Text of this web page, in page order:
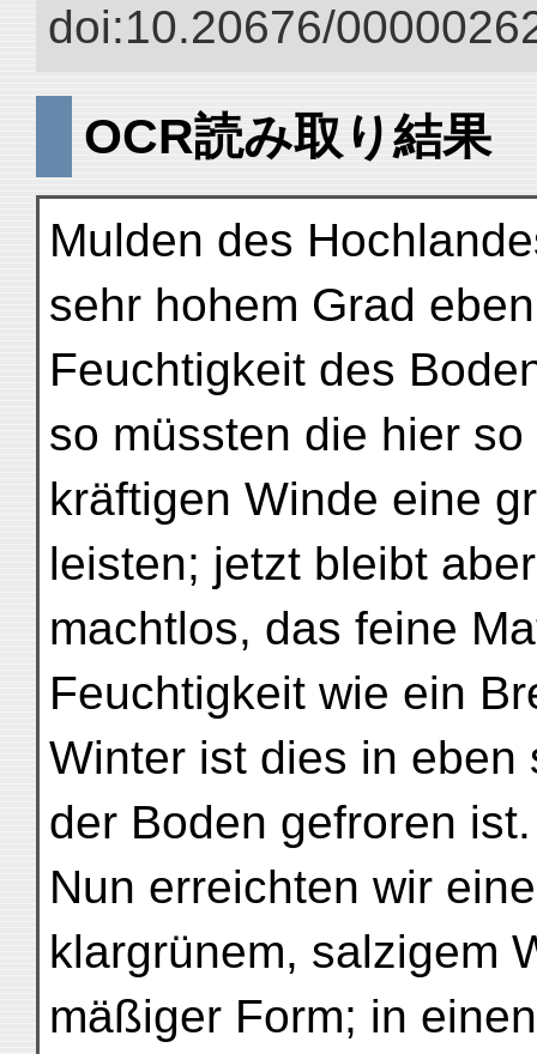
doi:10.20676/
OCR読み取り結果
Mulden des
sehr hohem Grad
Feuchtigkeit des
so müssten die hier
kräftigen Winde eine
leisten; jetzt bleibt
machtlos, das feine
Feuchtigkeit wie ein
Winter ist dies in eben
der Boden gefroren ist.
Nun erreichten wir
klargrünem, salzigem
mäßiger Form; in